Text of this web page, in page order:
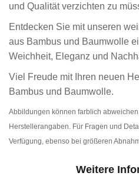
und Qualität verzichten zu
Entdecken Sie mit unseren
aus Bambus und Baumwolle
Weichheit, Eleganz und
Viel Freude mit Ihren neuen
Bambus und Baumwolle.
Abbildungen können farblich
Herstellerangaben. Für Fragen und
Verfügung, ebenso bei größeren
Weitere